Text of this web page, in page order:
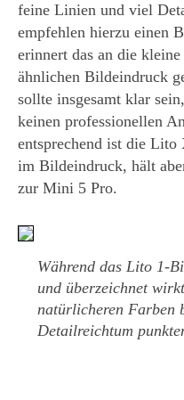
feine Linien und viel
empfehlen hierzu einen
erinnert das an die
ähnlichen Bildeindruck
sollte insgesamt klar
keinen professionellen
entsprechend ist die Lito
im Bildeindruck, hält
zur Mini 5 Pro.
Während das Lito 1-
und überzeichnet
natürlicheren Farben
Detailreichtum